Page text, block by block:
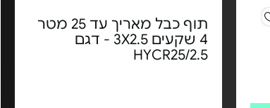
תוף כבל מאריך עד 25 מטר
4 שקעים 3X2.5 - דגם
HYCR25/2.5